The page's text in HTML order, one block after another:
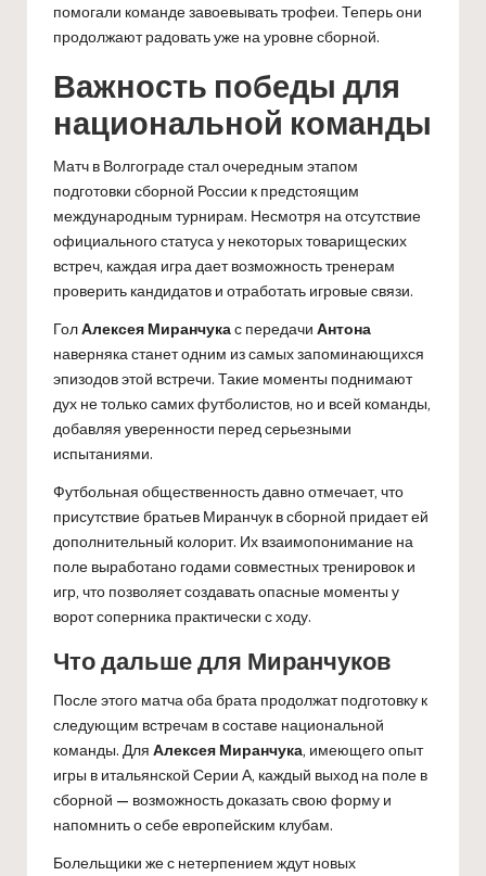
помогали команде завоевывать трофеи. Теперь они
продолжают радовать уже на уровне сборной.
Важность победы для
национальной команды
Матч в Волгограде стал очередным этапом
подготовки сборной России к предстоящим
международным турнирам. Несмотря на отсутствие
официального статуса у некоторых товарищеских
встреч, каждая игра дает возможность тренерам
проверить кандидатов и отработать игровые связи.
ГолАлексея Миранчукас передачи Антона
наверняка станет одним из самых запоминающихся
эпизодов этой встречи. Такие моменты поднимают
дух не только самих футболистов, но и всей команды,
добавляя уверенности перед серьезными
испытаниями.
Футбольная общественность давно отмечает, что
присутствие братьев Миранчук в сборной придает ей
дополнительный колорит. Их взаимопонимание на
поле выработано годами совместных тренировок и
игр, что позволяет создавать опасные моменты у
ворот соперника практически с ходу.
Что дальше для Миранчуков
После этого матча оба брата продолжат подготовку к
следующим встречам в составе национальной
команды. Для Алексея Миранчука, имеющего опыт
игры в итальянской Серии А, каждый выход на поле в
сборной — возможность доказать свою форму и
напомнить о себе европейским клубам.
Болельщики же с нетерпением ждут новых